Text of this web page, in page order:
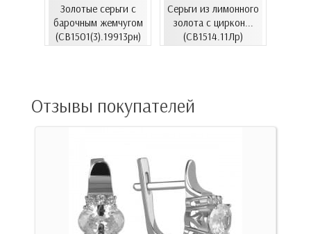
Золотые серьги с
барочным жемчугом
(СВ1501(3).19913рн)
Серьги из лимонного
золота с циркон...
(СВ1514.11Лр)
Отзывы покупателей